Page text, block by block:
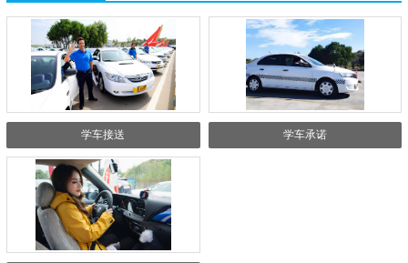
学车接送 学车承诺